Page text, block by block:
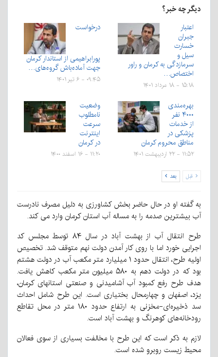
دیگر چه خبر؟
اعتبار
جبران
خسارت
سیل و
سرمازدگی به کرمان و راور
اختصاص…
۱۵:۱۸ - ۱۸ مرداد ۱۴۰۱
درخواست
پورابراهیمی از استاندار کرمان
جهت آماده‌باش گروه‌های…
۰۹:۴۵ - ۶ تیر ۱۴۰۱
بهره‌مندی
۴۰۰۰ نفر
از خدمات
پزشکی در
مناطق محروم کرمان
۱۱:۵۲ - ۲۲ اردیبهشت ۱۴۰۱
وضعیت
نامطلوب
سرعت
اینترنت
در کرمان
۱۱:۲۰ - ۱۶ اسفند ۱۴۰۰
قبل بعد
به گفته او در حال حاضر بخش کشاورزی به دلیل مصرف نادرست
آب بیشترین صدمه را به مساله آب استان کرمان وارد می کند.
طرح انتقال آب از بهشت آباد در سال ۸۴ توسط مجلس کد
اجرایی خورد اما با روی کار آمدن دولت نهم متوقف شد. تخصیص
اولیه طرح، انتقال حدود ۱ میلیارد متر مکعب آب در دولت هشتم
بود که در دولت دهم به ۵۸۰ میلیون متر مکعب کاهش یافت.
هدف طرح رفع کمبود آب آشامیدنی و صنعتی استانهای کرمان،
یزد، اصفهان و چهارمحال بختیاری است. این طرح شامل احداث
سد ذخیره‌ای-مخزنی به ارتفاع حدود ۱۸۰ متر در محل تقاطع
رودخانه‌های کوهرنگ و بهشت آباد است.
لازم به ذکر است که این طرح با مخالفت بسیاری از سوی فعالان
محیط زیست روبرو شده است.